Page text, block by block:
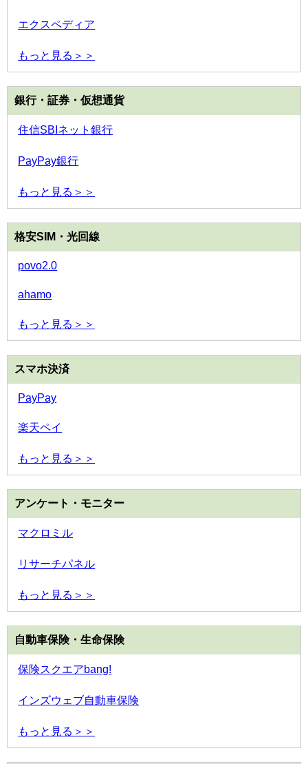
エクスペディア
もっと見る＞＞
銀行・証券・仮想通貨
住信SBIネット銀行
PayPay銀行
もっと見る＞＞
格安SIM・光回線
povo2.0
ahamo
もっと見る＞＞
スマホ決済
PayPay
楽天ペイ
もっと見る＞＞
アンケート・モニター
マクロミル
リサーチパネル
もっと見る＞＞
自動車保険・生命保険
保険スクエアbang!
インズウェブ自動車保険
もっと見る＞＞